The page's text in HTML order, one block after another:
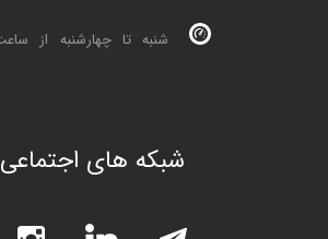
شبکه های اجتماعی